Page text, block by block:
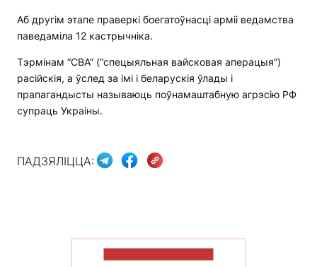
Аб другім этапе праверкі боегатоўнасці арміі ведамства
паведаміла 12 кастрычніка.
Тэрмінам “СВА” (“спецыяльная вайсковая аперацыя”)
расійскія, а ўслед за імі і беларускія ўлады і
прапагандысты называюць поўнамаштабную агрэсію РФ
супраць Украіны.
ПАДЗЯЛІЦЦА: